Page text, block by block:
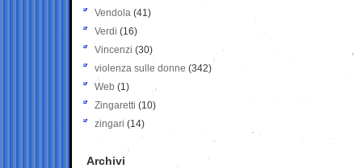
Vendola (41)
Verdi (16)
Vincenzi (30)
violenza sulle donne (342)
Web (1)
Zingaretti (10)
zingari (14)
Archivi